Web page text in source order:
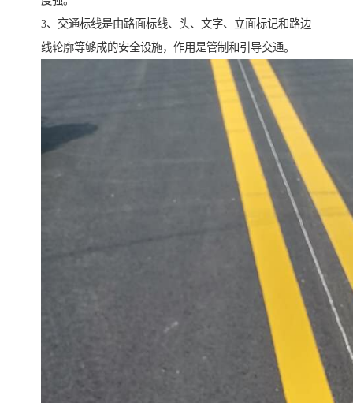
3、交通标线是由路面标线、头、文字、立面标记和路边
线轮廓等够成的安全设施，作用是管制和引导交通。